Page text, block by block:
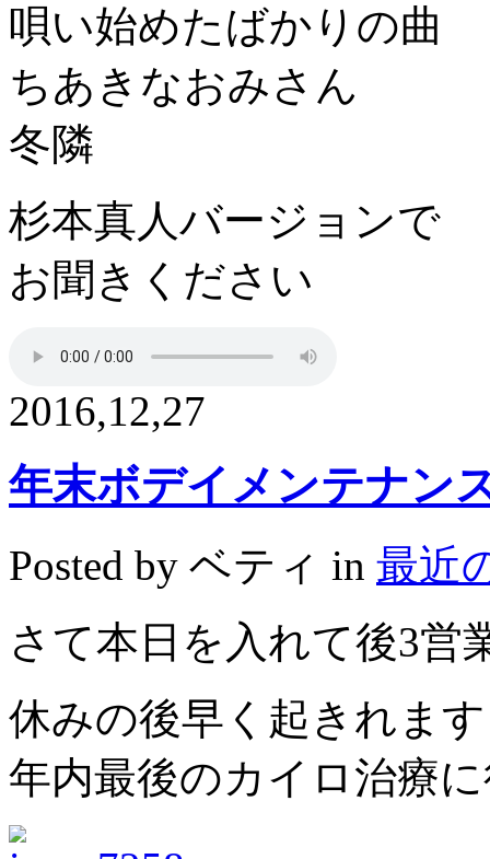
唄い始めたばかりの曲
ちあきなおみさん
冬隣
杉本真人バージョンで
お聞きください
2016,12,27
年末ボデイメンテナン
Posted by ベティ in 最近
さて本日を入れて後3営
休みの後早く起きれます
年内最後のカイロ治療